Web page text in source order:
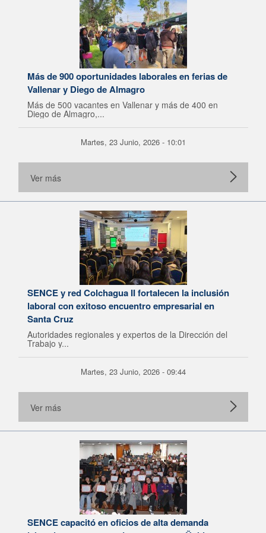
Más de 900 oportunidades laborales en ferias de
Vallenar y Diego de Almagro
Más de 500 vacantes en Vallenar y más de 400 en
Diego de Almagro,...
Martes, 23 Junio, 2026 - 10:01
Ver más
SENCE y red Colchagua II fortalecen la inclusión
laboral con exitoso encuentro empresarial en
Santa Cruz
Autoridades regionales y expertos de la Dirección del
Trabajo y...
Martes, 23 Junio, 2026 - 09:44
Ver más
SENCE capacitó en oficios de alta demanda